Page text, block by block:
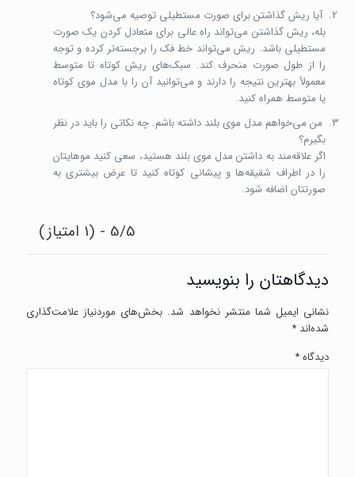
آیا ریش گذاشتن برای صورت مستطیلی توصیه می‌شود؟
بله، ریش گذاشتن می‌تواند راه عالی برای متعادل کردن یک صورت
مستطیلی باشد. ریش می‌تواند خط فک را برجسته‌تر کرده و توجه
را از طول صورت منحرف کند. سبک‌های ریش کوتاه تا متوسط
معمولاً بهترین نتیجه را دارند و می‌توانید آن را با مدل موی کوتاه
یا متوسط همراه کنید.
من می‌خواهم مدل موی بلند داشته باشم. چه نکاتی را باید در نظر
بگیرم؟
اگر علاقه‌مند به داشتن مدل موی بلند هستید، سعی کنید موهایتان
را در اطراف شقیقه‌ها و پیشانی کوتاه کنید تا عرض بیشتری به
صورتتان اضافه شود.
5/5 - (1 امتیاز)
دیدگاهتان را بنویسید
نشانی ایمیل شما منتشر نخواهد شد. بخش‌های موردنیاز علامت‌گذاری
شده‌اند *
دیدگاه*